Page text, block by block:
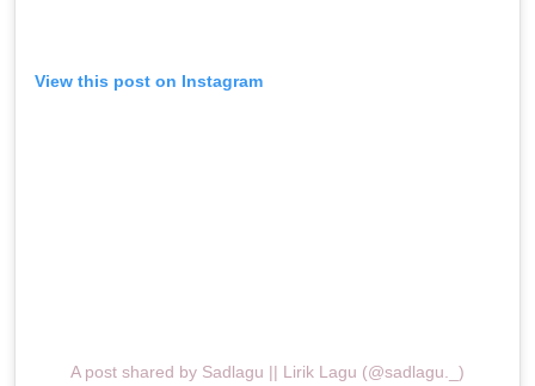
View this post on Instagram
A post shared by Sadlagu || Lirik Lagu (@sadlagu._)